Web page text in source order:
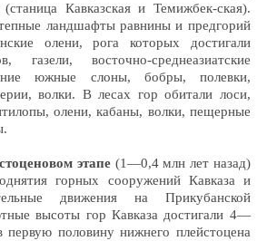
Кавказская и Темижбек-ская).
ландшафты равнины и предгорий
олени, рога которых достигали
газели, восточно-среднеазиатские
южные слоны, бобры, полевки,
волки. В лесах гор обитали лоси,
олени, кабаны, волки, пещерные
этапе(1—0,4 млн лет назад)
горных сооружений Кавказа и
движения на Прикубанской
высоты гор Кавказа достигали 4—
половину нижнего плейстоцена